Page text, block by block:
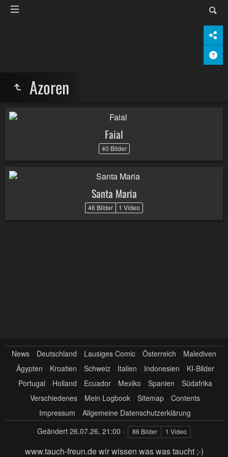
Azoren
Faial
40 Bilder
Santa Maria
46 Bilder 1 Video
News Deutschland Lausiges Comic Österreich
Malediven
Ägypten
Kroatien Schweiz Italien Indonesien
KI-Bilder
Portugal
Holland Ecuador Mexiko Spanien
Südafrika
Verschiedenes
Mein Logbook Sitemap
Contents
Impressum
Allgemeine Datenschutzerklärung
Geändert 26.07.26, 21:00 86 Bilder 1 Video
www.tauch-freun.de wir wissen was was taucht ;-)